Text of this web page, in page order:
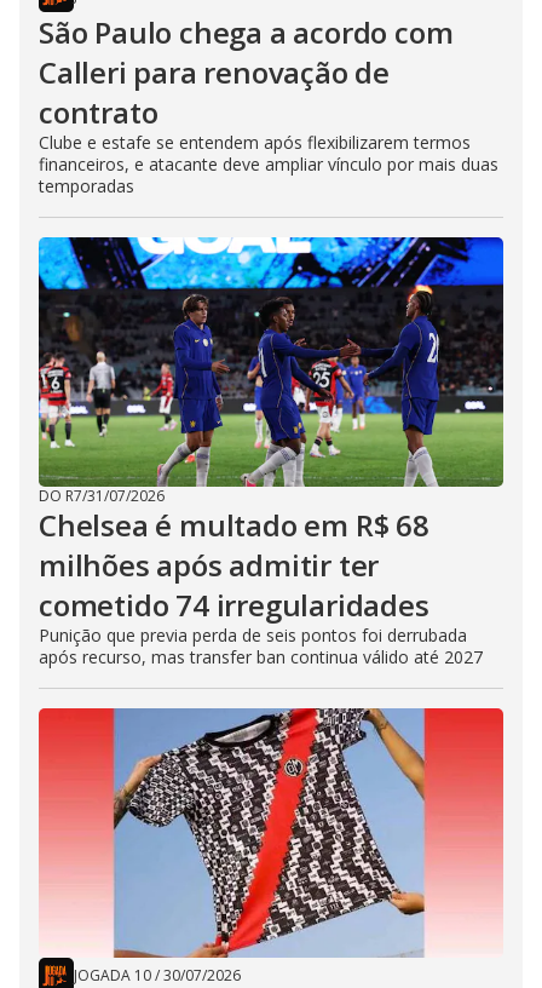
São Paulo chega a acordo com
Calleri para renovação de
contrato
Clube e estafe se entendem após flexibilizarem termos
financeiros, e atacante deve ampliar vínculo por mais duas
temporadas
DO R7/31/07/2026
Chelsea é multado em R$ 68
milhões após admitir ter
cometido 74 irregularidades
Punição que previa perda de seis pontos foi derrubada
após recurso, mas transfer ban continua válido até 2027
JOGADA 10/30/07/2026